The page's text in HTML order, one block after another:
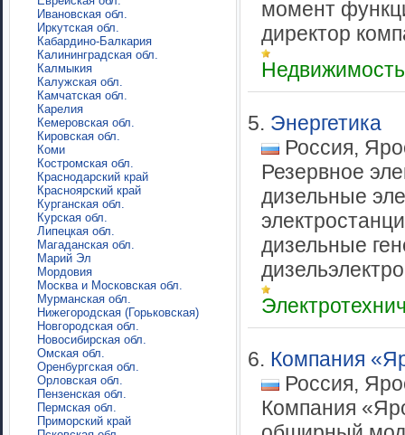
Ивановская обл.
Иркутская обл.
Кабардино-Балкария
Калининградская обл.
Калмыкия
Калужская обл.
Камчатская обл.
Карелия
Кемеровская обл.
Кировская обл.
Коми
Костромская обл.
Краснодарский край
Красноярский край
Курганская обл.
Курская обл.
Липецкая обл.
Магаданская обл.
Марий Эл
Мордовия
Москва и Московская обл.
Мурманская обл.
Нижегородская (Горьковская)
Новгородская обл.
Новосибирская обл.
Омская обл.
Оренбургская обл.
Орловская обл.
Пензенская обл.
Пермская обл.
Приморский край
момент
директор
5. Энергетика
Россия,
Резервное
дизельные
дизельные
6. Компания
Россия,
Компания